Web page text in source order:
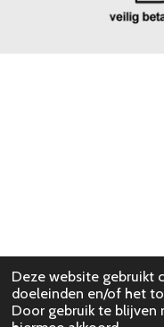
Deze website gebruikt
doeleinden en/of het
Door gebruik te blijven